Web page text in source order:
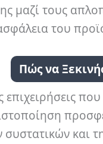
μαζί τους
του
Πώς να
επιχειρήσεις
συστατικών και